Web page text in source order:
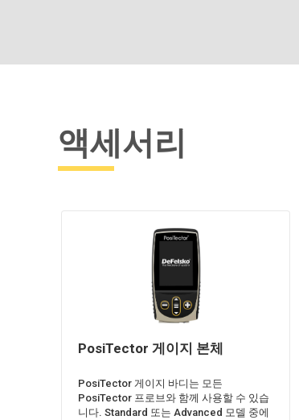
액세서리
PosiTector 게이지 본체
PosiTector 게이지 바디는 모든
PosiTector 프로브와 함께 사용할 수 있습
니다. Standard 또는 Advanced 모델 중에